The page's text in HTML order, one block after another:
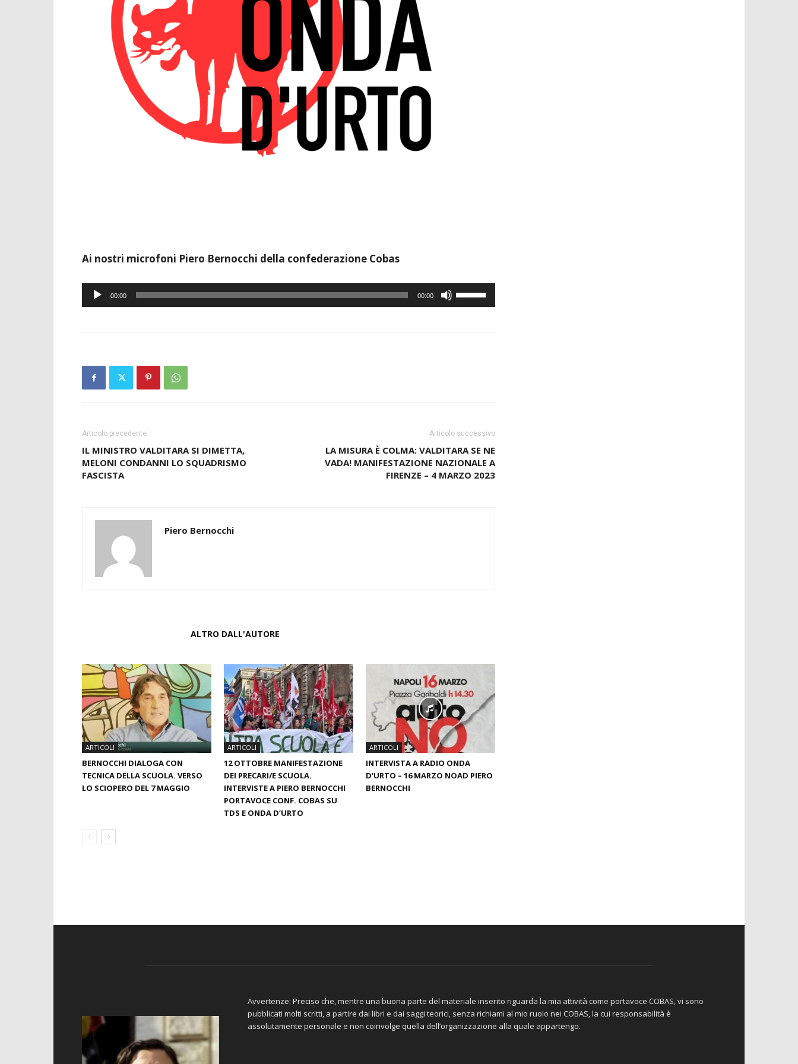
Ai nostri microfoni Piero Bernocchi della confederazione Cobas
Audio
Player
00:00 00:00
Usa
i
diminuire
il
volume.
Articolo precedente
IL MINISTRO VALDITARA SI DIMETTA,
MELONI CONDANNI LO SQUADRISMO
FASCISTA
Articolo successivo
LA MISURA È COLMA: VALDITARA SE NE
VADA! MANIFESTAZIONE NAZIONALE A
FIRENZE – 4 MARZO 2023
Piero Bernocchi
ALTRO DALL'AUTORE
ARTICOLI
BERNOCCHI DIALOGA CON
TECNICA DELLA SCUOLA. VERSO
LO SCIOPERO DEL 7 MAGGIO
ARTICOLI
12 OTTOBRE MANIFESTAZIONE
DEI PRECARI/E SCUOLA.
INTERVISTE A PIERO BERNOCCHI
PORTAVOCE CONF. COBAS SU
TDS E ONDA D’URTO
ARTICOLI
INTERVISTA A RADIO ONDA
D’URTO – 16 MARZO NOAD PIERO
BERNOCCHI
Avvertenze: Preciso che, mentre una buona parte del materiale inserito riguarda la mia attività come portavoce COBAS, vi sono
pubblicati molti scritti, a partire dai libri e dai saggi teorici, senza richiami al mio ruolo nei COBAS, la cui responsabilità è
assolutamente personale e non coinvolge quella dell’organizzazione alla quale appartengo.